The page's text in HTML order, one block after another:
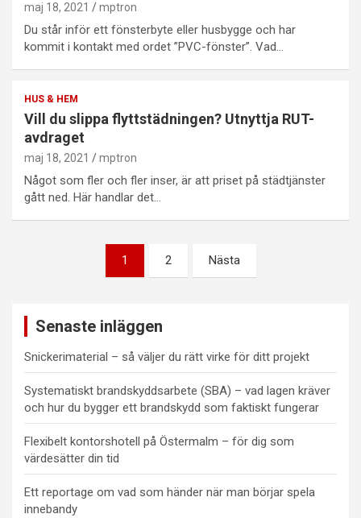
maj 18, 2021 mptron
Du står inför ett fönsterbyte eller husbygge och har
kommit i kontakt med ordet ”PVC-fönster”. Vad…
HUS & HEM
Vill du slippa flyttstädningen? Utnyttja RUT-
avdraget
maj 18, 2021 mptron
Något som fler och fler inser, är att priset på städtjänster
gått ned. Här handlar det…
Sidnumrering
1 2 Nästa
Senaste inläggen
Snickerimaterial – så väljer du rätt virke för ditt projekt
Systematiskt brandskyddsarbete (SBA) – vad lagen kräver
och hur du bygger ett brandskydd som faktiskt fungerar
Flexibelt kontorshotell på Östermalm – för dig som
värdesätter din tid
Ett reportage om vad som händer när man börjar spela
innebandy